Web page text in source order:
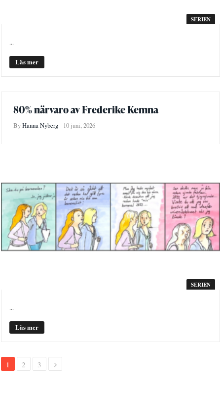
SERIEN
...
Läs mer
80% närvaro av Frederike Kemna
ByHanna Nyberg 10 juni, 2026
SERIEN
...
Läs mer
1 2 3